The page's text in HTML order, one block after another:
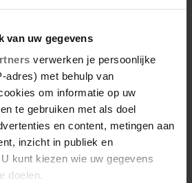
van uw gegevens
verwerken je persoonlijke
adres) met behulp van
om informatie op uw
te gebruiken met als doel
en content, metingen aan
inzicht in publiek en
kunt kiezen wie uw gegevens
doelen.
ALEXANDER
MÁXIMA VIEREN
ZEGE DEMI